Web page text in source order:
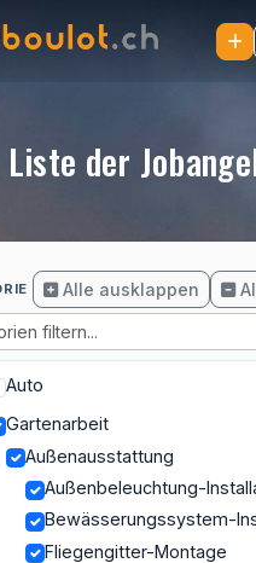
Liste der
Alle ausklappen
Auto
Gartenarbeit
Außenausstattung
Außenbeleuchtung-
Bewässerungssystem-
Fliegengitter-Montage